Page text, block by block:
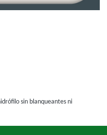
sin blanqueantes ni